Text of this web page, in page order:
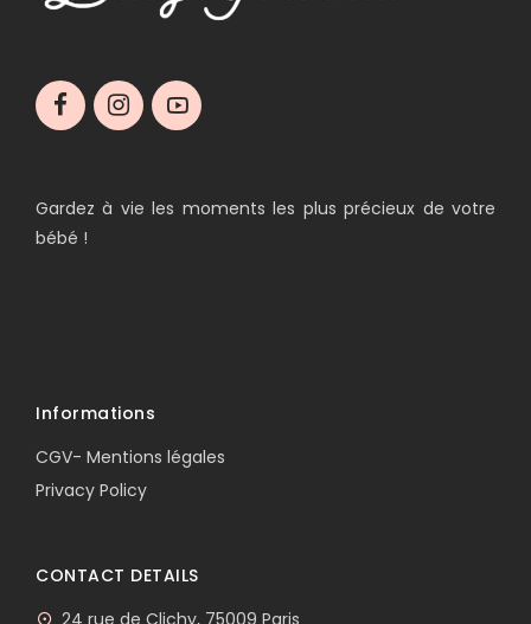
Gardez à vie les moments les plus précieux de votre
bébé !
Informations
CGV- Mentions légales
Privacy Policy
CONTACT DETAILS
24 rue de Clichy, 75009 Paris